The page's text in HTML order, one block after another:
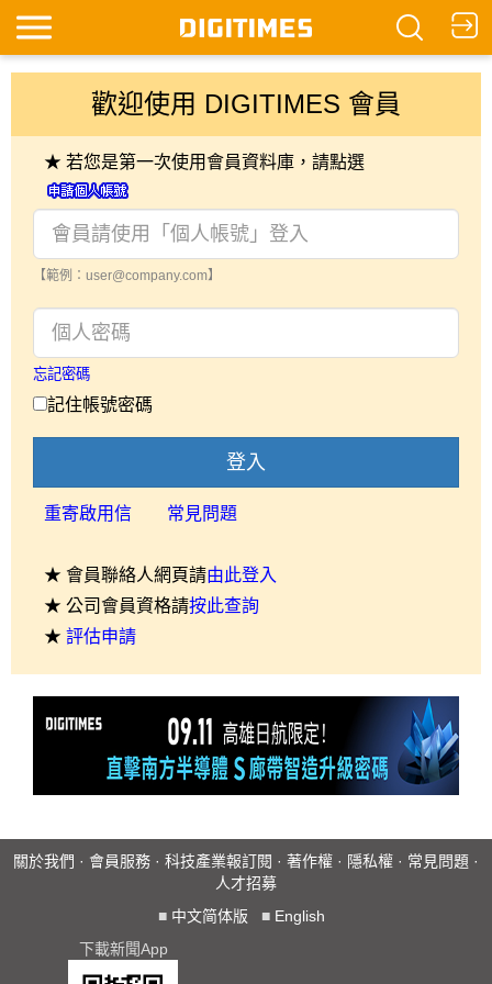
歡迎使用 DIGITIMES 會員
★ 若您是第一次使用會員資料庫，請點選
【範例：user@company.com】
忘記密碼
記住帳號密碼
登入
重寄啟用信 常見問題
★ 會員聯絡人網頁請由此登入
★ 公司會員資格請按此查詢
★ 評估申請
關於我們 · 會員服務 · 科技產業報訂閱 · 著作權 · 隱私權 · 常見問題 ·
人才招募
■ 中文简体版 ■ English
下載新聞App